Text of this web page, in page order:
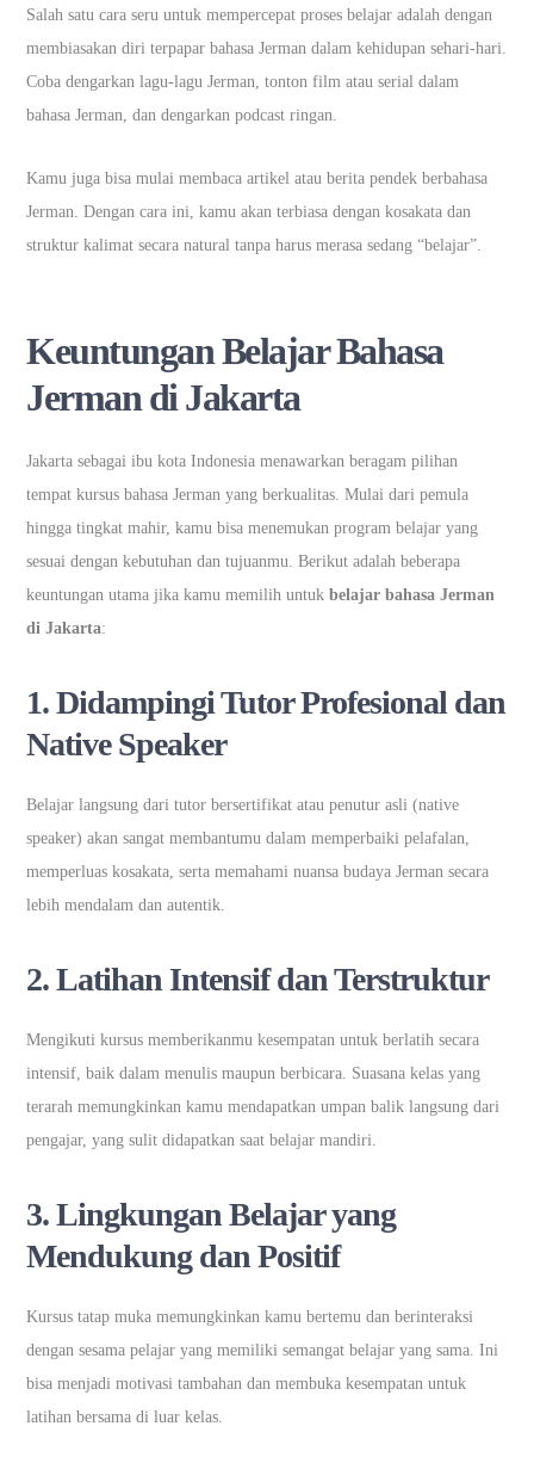
Salah satu cara seru untuk mempercepat proses belajar adalah dengan
membiasakan diri terpapar bahasa Jerman dalam kehidupan sehari-hari.
Coba dengarkan lagu-lagu Jerman, tonton film atau serial dalam
bahasa Jerman, dan dengarkan podcast ringan.
Kamu juga bisa mulai membaca artikel atau berita pendek berbahasa
Jerman. Dengan cara ini, kamu akan terbiasa dengan kosakata dan
struktur kalimat secara natural tanpa harus merasa sedang “belajar”.
Keuntungan Belajar Bahasa
Jerman di Jakarta
Jakarta sebagai ibu kota Indonesia menawarkan beragam pilihan
tempat kursus bahasa Jerman yang berkualitas. Mulai dari pemula
hingga tingkat mahir, kamu bisa menemukan program belajar yang
sesuai dengan kebutuhan dan tujuanmu. Berikut adalah beberapa
keuntungan utama jika kamu memilih untukbelajar bahasa Jerman
di Jakarta:
1. Didampingi Tutor Profesional dan
Native Speaker
Belajar langsung dari tutor bersertifikat atau penutur asli (native
speaker) akan sangat membantumu dalam memperbaiki pelafalan,
memperluas kosakata, serta memahami nuansa budaya Jerman secara
lebih mendalam dan autentik.
2. Latihan Intensif dan Terstruktur
Mengikuti kursus memberikanmu kesempatan untuk berlatih secara
intensif, baik dalam menulis maupun berbicara. Suasana kelas yang
terarah memungkinkan kamu mendapatkan umpan balik langsung dari
pengajar, yang sulit didapatkan saat belajar mandiri.
3. Lingkungan Belajar yang
Mendukung dan Positif
Kursus tatap muka memungkinkan kamu bertemu dan berinteraksi
dengan sesama pelajar yang memiliki semangat belajar yang sama. Ini
bisa menjadi motivasi tambahan dan membuka kesempatan untuk
latihan bersama di luar kelas.